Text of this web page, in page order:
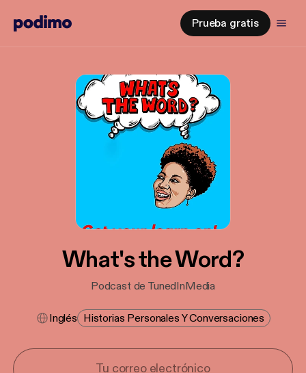
Prueba gratis
What's the Word?
Podcast de TunedInMedia
Inglés Historias Personales Y Conversaciones